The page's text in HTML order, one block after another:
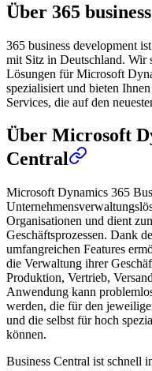
Über 365
365 business development
mit Sitz in Deutschland.
Lösungen für Microsoft
spezialisiert und bieten
Services, die auf den
Über Microsoft
Central
Microsoft Dynamics 365
Organisationen und dient
Geschäftsprozessen. Dank
umfangreichen Features
die Verwaltung ihrer
Produktion, Vertrieb,
Anwendung kann
werden, die für den
und die selbst für hoch
können.
Business Central ist schnell